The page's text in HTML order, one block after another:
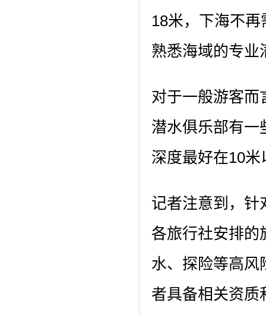
18米，下海不
熟悉海域的专业
对于一般游客而
潜水俱乐部有一
深度最好在10米
记者注意到，针
各旅行社安排的
水、探险等高风
者具备相关资质